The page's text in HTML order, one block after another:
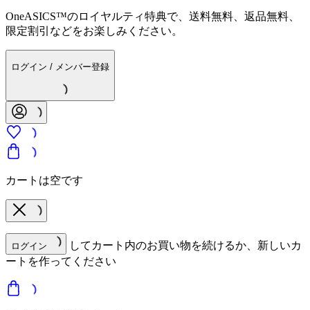
OneASICS™のロイヤルティ特典で、送料無料、返品無料、
限定割引などをお楽しみください。
ログイン / メンバー登録
カートは空です
ログイン
してカート内のお買い物を続けるか、新しいカ
ートを作ってください